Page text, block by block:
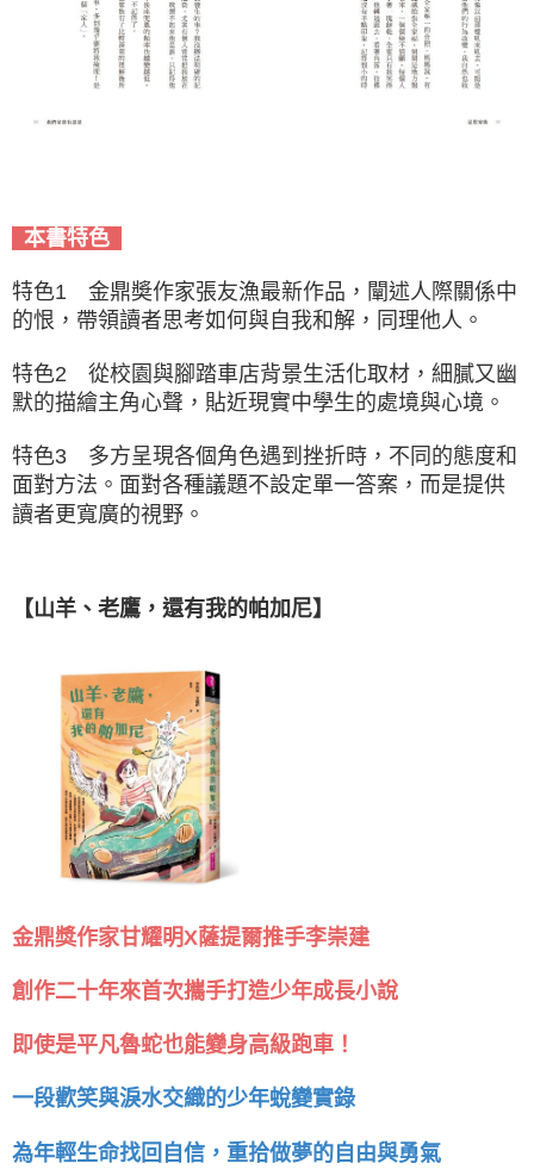
本書特色
特色1 金鼎奬作家張友漁最新作品，闡述人際關係中
的恨，帶領讀者思考如何與自我和解，同理他人。
特色2 從校園與腳踏車店背景生活化取材，細膩又幽
默的描繪主角心聲，貼近現實中學生的處境與心境。
特色3 多方呈現各個角色遇到挫折時，不同的態度和
面對方法。面對各種議題不設定單一答案，而是提供
讀者更寬廣的視野。
【山羊、老鷹，還有我的帕加尼】
金鼎獎作家甘耀明X薩提爾推手李崇建
創作二十年來首次攜手打造少年成長小說
即使是平凡魯蛇也能變身高級跑車！
一段歡笑與淚水交織的少年蛻變實錄
為年輕生命找回自信，重拾做夢的自由與勇氣